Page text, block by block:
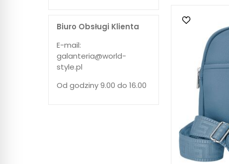
Biuro Obsługi Klienta
E-mail:
galanteria@world-
style.pl
Od godziny 9.00 do 16.00